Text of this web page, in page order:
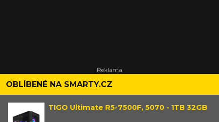
OBLÍBENÉ NA SMARTY.CZ
TIGO Ultimate R5-7500F, 5070 - 1TB 32GB